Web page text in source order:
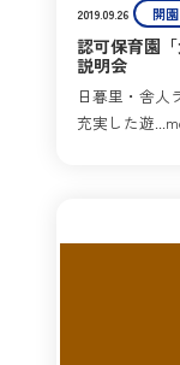
2019.09.26 開
認可保育園
説明会
日暮里・舎人
充実した遊